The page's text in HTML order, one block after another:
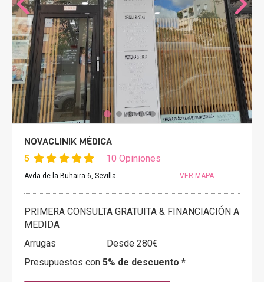
NOVACLINIK MÉDICA
5 10 Opiniones
Avda de la Buhaira 6, Sevilla VER MAPA
PRIMERA CONSULTA GRATUITA & FINANCIACIÓN A
MEDIDA
Arrugas
Desde 280€
Presupuestos con 5% de descuento *